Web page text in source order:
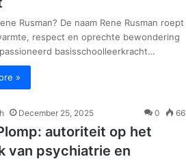
Rusman? De naam Rene Rusman roept
respect en oprechte bewondering
basisschoolleerkracht…
»
December 25, 2025 0 66
autoriteit op het
van psychiatrie en